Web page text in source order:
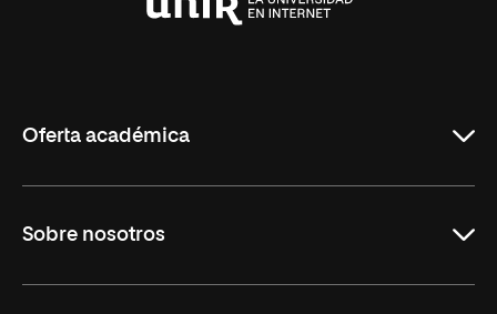
Oferta académica
Licenciaturas en línea
Másteres Europeos
Sobre nosotros